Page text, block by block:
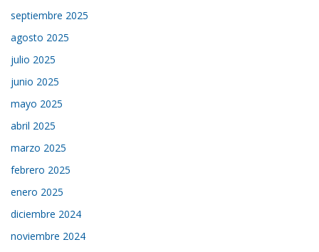
septiembre 2025
agosto 2025
julio 2025
junio 2025
mayo 2025
abril 2025
marzo 2025
febrero 2025
enero 2025
diciembre 2024
noviembre 2024